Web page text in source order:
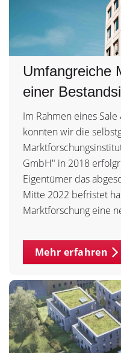
Umfangreiche
einer
Im Rahmen eines
konnten wir die
GmbH" in 2018
Eigentümer das
Mitte 2022 befristet
Marktforschung eine
Mehr erfahren